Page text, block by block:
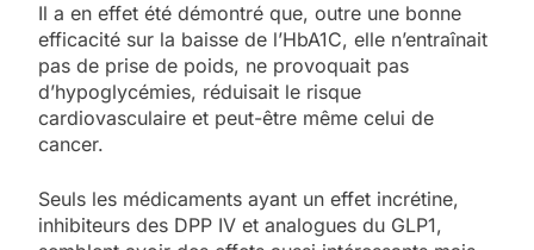
Il a en effet été démontré que, outre une bonne
efficacité sur la baisse de l’HbA1C, elle n’entraînait
pas de prise de poids, ne provoquait pas
d’hypoglycémies, réduisait le risque
cardiovasculaire et peut-être même celui de
cancer.
Seuls les médicaments ayant un effet incrétine,
inhibiteurs des DPP IV et analogues du GLP1,